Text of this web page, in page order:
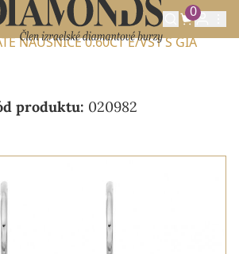
0
ŠPERKY
DIAMANTOVÉ
NÁUŠNICE 0.60CT E/VS1 S GIA
produktu: 020982